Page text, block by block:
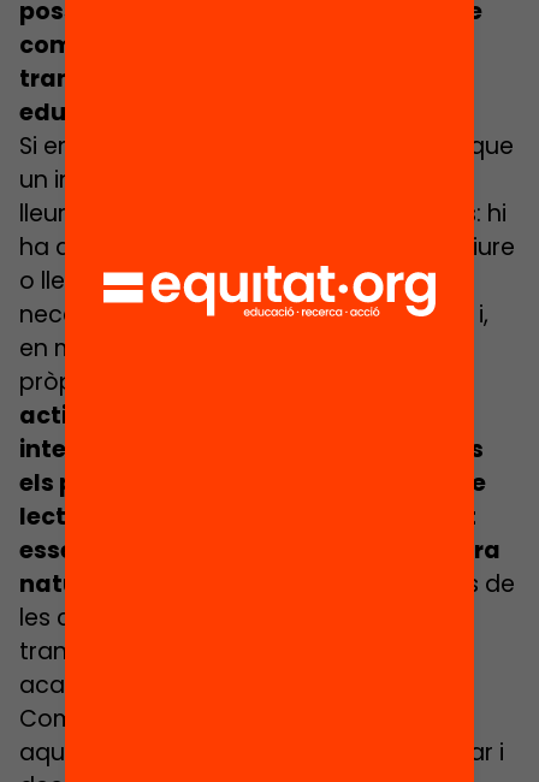
possibilitat de consolidar un seguit de
competències que de manera
transversal treballen als centres
educatius.
Si ens parem a pensar en les activitats que
un infant pot realitzar en una entitat de
lleure, en podem extreure algunes idees: hi
ha activitats on l’infant o jove ha d’escriure
o llegir en algun moment. Per tant,
necessita tenir una comunicació fluïda, i,
en molts casos, tot sorgeix de la seva
pròpia motivació i interès.
activitats que emergeixen de la
interacció i la descoberta fan que tots
els processos comunicatius a nivell de
lectoescriptura o oralitat acabin sent
essencials i es desenvolupin de manera
natural.
Aquest és un clar exemple dins de
les competències que de manera
transversal es treballen al currículum
acadèmic.
Com ja he esmentat anteriorment, en
aquests espais educatius aprenen a triar i